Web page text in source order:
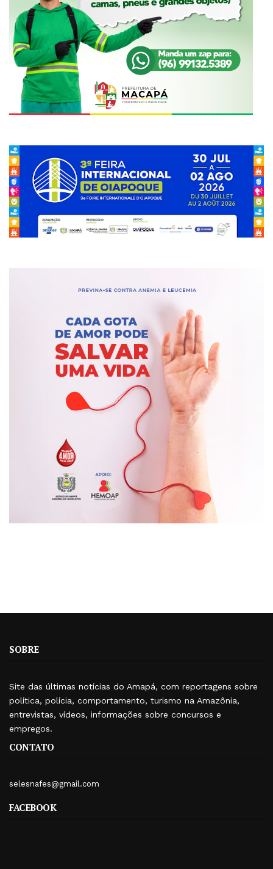
SOBRE
Site das últimas notícias do Amapá, com reportagens sobre
política, polícia, comportamento, turismo na Amazônia,
entrevistas, vídeos, informações sobre concursos e
empregos.
CONTATO
selesnafes@gmail.com
FACEBOOK